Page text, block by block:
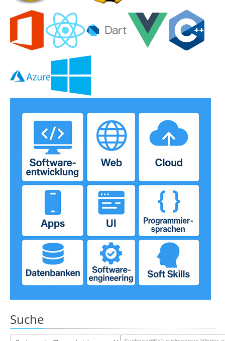
Suche